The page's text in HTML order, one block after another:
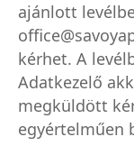
ajánlott
kérhet. A
Adatkezelő
megküldött
egyértelműen